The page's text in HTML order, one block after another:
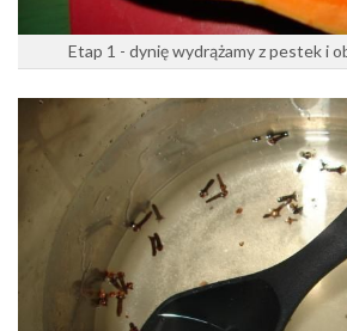
Etap 1 - dynię wydrążamy z pestek i